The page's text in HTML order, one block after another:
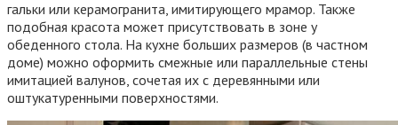
гальки или керамогранита, имитирующего мрамор. Также
подобная красота может присутствовать в зоне у
обеденного стола. На кухне больших размеров (в частном
доме) можно оформить смежные или параллельные стены
имитацией валунов, сочетая их с деревянными или
оштукатуренными поверхностями.